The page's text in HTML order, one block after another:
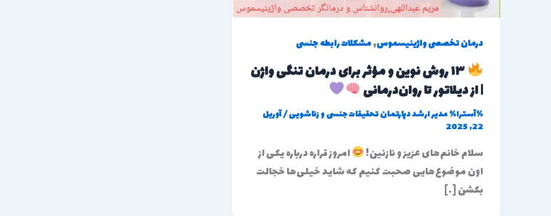
درمان تخصصی واژینیسموس,مشکلات رابطه جنسی
۱۳ روش نوین و مؤثر برای درمان تنگی واژن
| از دیلاتور تا روان‌درمانی
%آسترا%مدیر ارشد دپارتمان تحقیقات جنسی و زناشویی/آوریل
22, 2025
سلام خانم‌های عزیز و نازنین!
امروز قراره درباره یکی از
اون موضوع‌هایی صحبت کنیم که شاید خیلی‌ها خجالت
بکشن […]